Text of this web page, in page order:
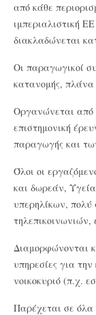
από κάθε
ιμπεριαλιστική
διακλαδώνεται
Οι παραγωγικοί
κατανομής,
Οργανώνεται από
επιστημονική
παραγωγής και
Όλοι οι
και δωρεάν,
υπερηλίκων, πολύ
Διαμορφώνονται
υπηρεσίες για
νοικοκυριό (π.χ.
Παρέχεται σε όλα